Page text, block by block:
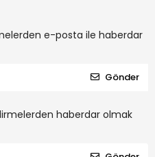
e-posta ile haberdar
Gönder
haberdar olmak